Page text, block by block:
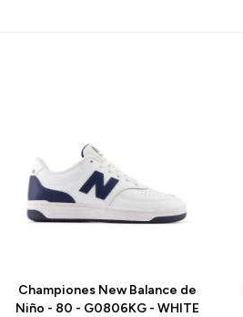
Championes New Balance de
Niño - 80 - G0806KG - WHITE